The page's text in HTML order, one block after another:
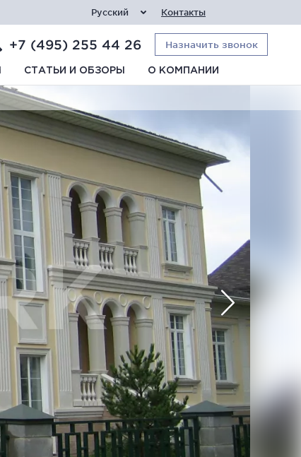
Русский Контакты
+7 (495) 255 44 26 Назначить звонок
СТАТЬИ И ОБЗОРЫ О КОМПАНИИ